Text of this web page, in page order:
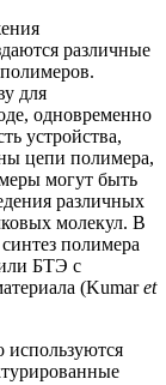
различные
для
одновременно
устройства,
цепи полимера,
могут быть
различных
молекул. В
полимера
БТЭ с
(Kumaret